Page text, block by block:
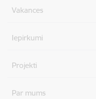
Vakances
Iepirkumi
Projekti
Par mums